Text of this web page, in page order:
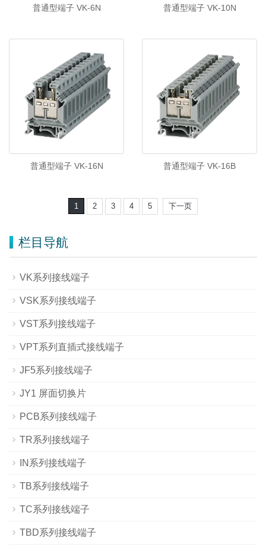
普通型端子 VK-6N 普通型端子 VK-10N
普通型端子 VK-16N 普通型端子 VK-16B
1 2 3 4 5 下一页
栏目导航
VK系列接线端子
VSK系列接线端子
VST系列接线端子
VPT系列直插式接线端子
JF5系列接线端子
JY1 屏面切换片
PCB系列接线端子
TR系列接线端子
IN系列接线端子
TB系列接线端子
TC系列接线端子
TBD系列接线端子